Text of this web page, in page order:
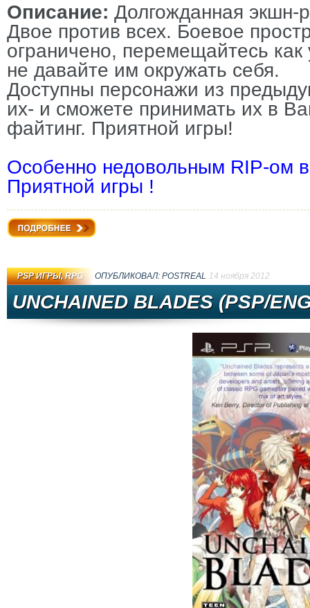
Описание: Долгожданная экшн-
Двое против всех. Боевое
ограничено, перемещайтесь как
не давайте им окружать себя.
Доступны персонажи из
их- и сможете принимать их в
файтинг. Приятной игры!
Особенно недовольным RIP-ом
Приятной игры !
PSP ИГРЫ,RPG ОПУБЛИКОВАЛ: PОSTRЕAL 14 ноября 2012
UNCHAINED BLADES (PSP/